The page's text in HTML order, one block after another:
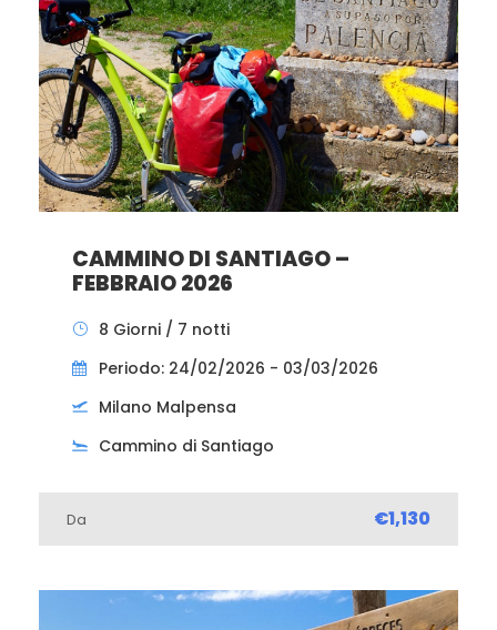
CAMMINO DI SANTIAGO –
FEBBRAIO 2026
8 Giorni / 7 notti
Periodo: 24/02/2026 - 03/03/2026
Milano Malpensa
Cammino di Santiago
Da €1,130